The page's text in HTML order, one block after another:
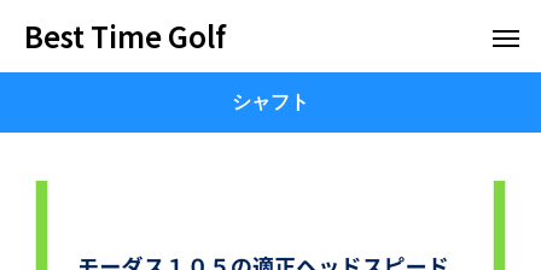
Best Time Golf
シャフト